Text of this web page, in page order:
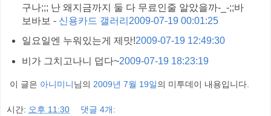
구나;;; 난 왜지금까지 둘 다 무료인줄 알았을까-_-;;바
보바보 - 신용카드 갤러리 2009-07-19 00:01:25
일요일엔 누워있는게 제맛!2009-07-19 12:49:30
비가 그치고나니 덥다~2009-07-19 18:23:19
이 글은 아니미니님의 2009년 7월 19일의 미투데이 내용입니다.
시간: 오후 11:30 댓글 4개: